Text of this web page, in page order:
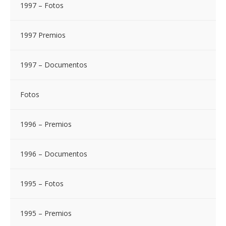
1997 – Fotos
1997 Premios
1997 – Documentos
Fotos
1996 – Premios
1996 – Documentos
1995 – Fotos
1995 – Premios